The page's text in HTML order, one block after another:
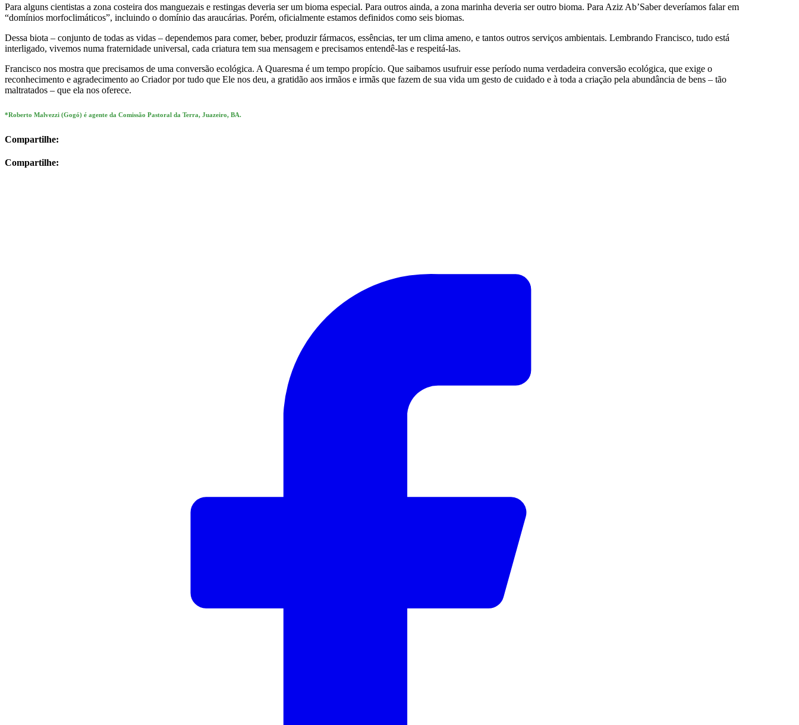
Para alguns cientistas a zona costeira dos manguezais e restingas deveria ser um bioma especial. Para outros ainda, a zona marinha deveria ser outro bioma. Para Aziz Ab’Saber deveríamos falar em
“domínios morfoclimáticos”, incluindo o domínio das araucárias. Porém, oficialmente estamos definidos como seis biomas.
Dessa biota – conjunto de todas as vidas – dependemos para comer, beber, produzir fármacos, essências, ter um clima ameno, e tantos outros serviços ambientais. Lembrando Francisco, tudo está
interligado, vivemos numa fraternidade universal, cada criatura tem sua mensagem e precisamos entendê-las e respeitá-las.
Francisco nos mostra que precisamos de uma conversão ecológica. A Quaresma é um tempo propício. Que saibamos usufruir esse período numa verdadeira conversão ecológica, que exige o
reconhecimento e agradecimento ao Criador por tudo que Ele nos deu, a gratidão aos irmãos e irmãs que fazem de sua vida um gesto de cuidado e à toda a criação pela abundância de bens – tão
maltratados – que ela nos oferece.
*Roberto Malvezzi (Gogó) é agente da Comissão Pastoral da Terra, Juazeiro, BA.
Compartilhe:
Compartilhe: